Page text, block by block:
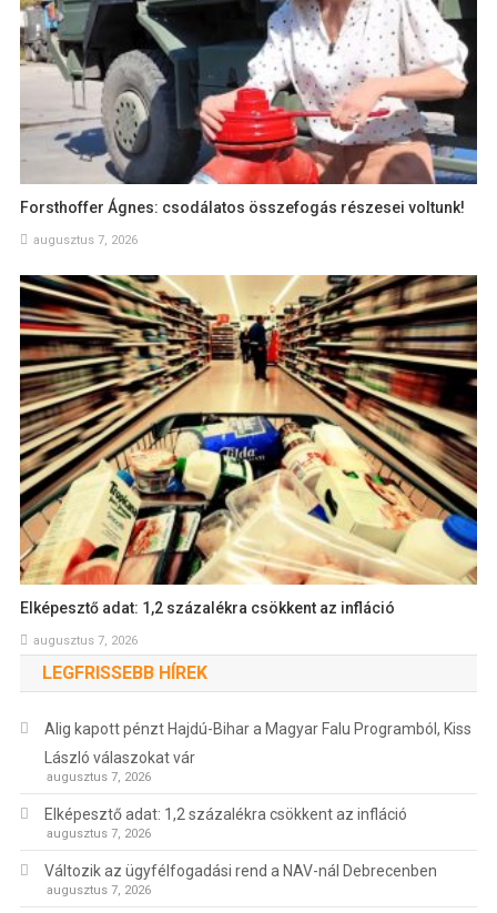
Forsthoffer Ágnes: csodálatos összefogás részesei voltunk!
augusztus 7, 2026
Elképesztő adat: 1,2 százalékra csökkent az infláció
augusztus 7, 2026
LEGFRISSEBB HÍREK
Alig kapott pénzt Hajdú-Bihar a Magyar Falu Programból, Kiss
László válaszokat vár
augusztus 7, 2026
Elképesztő adat: 1,2 százalékra csökkent az infláció
augusztus 7, 2026
Változik az ügyfélfogadási rend a NAV-nál Debrecenben
augusztus 7, 2026